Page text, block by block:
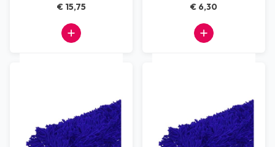
€ 15,75 € 6,30